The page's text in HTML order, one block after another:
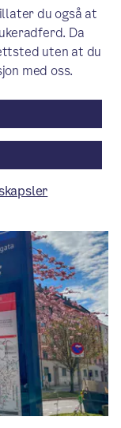
du også at
Da
uten at du
med oss.